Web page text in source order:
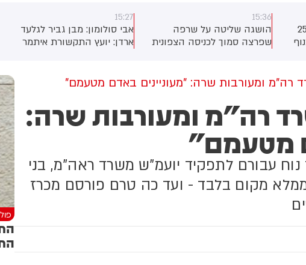
אור רביד: רוכב אופנוע בן 25
15:36
הושגה שליטה על שרפה
שפרצה סמוך לכניסה הצפונית
באש מבנה חקלאי יביל. צוותי
סריקה יסודית במבנה לשלילת
הימצאותם של לכודים, פעלו
לתיחום השרפה ומניעת
והשלימו את פעולות הכיבוי
הסופי
15:27
אבי סולומון: מבן גביר לגלעד
ארדן: יועץ התקשורת איתמר
רה"מ ומעורבות שרה: "מעוניינים באדם מטעמם"
רה"מ ומעורבות שרה:
מטעמם"
עבורם לתפקיד יועמ"ש משרד ראה"מ, בני
ממלא מקום בלבד - ועד כה טרם פורסם מכרז